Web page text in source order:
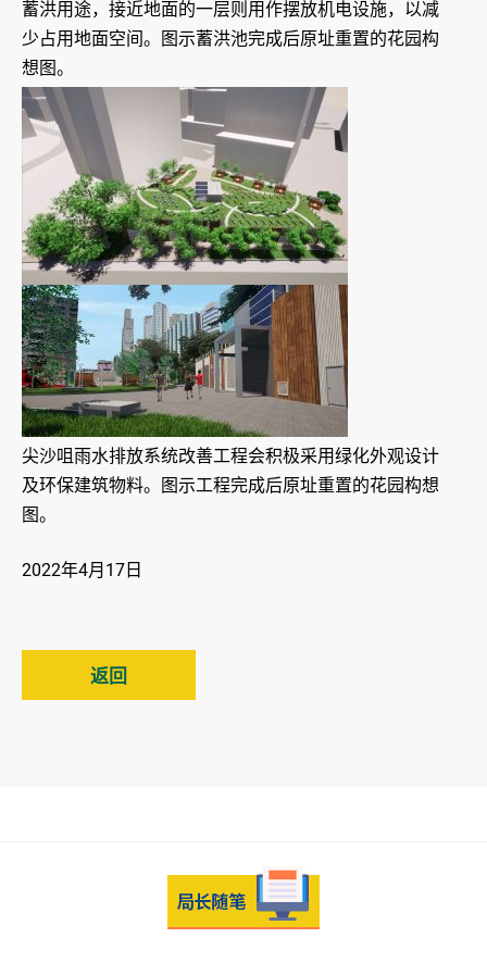
蓄洪用途，接近地面的一层则用作摆放机电设施，以减
少占用地面空间。图示蓄洪池完成后原址重置的花园构
想图。
尖沙咀雨水排放系统改善工程会积极采用绿化外观设计
及环保建筑物料。图示工程完成后原址重置的花园构想
图。
2022年4月17日
返回